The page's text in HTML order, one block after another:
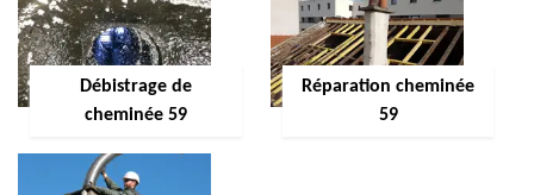
Débistrage de
cheminée 59
Réparation cheminée
59